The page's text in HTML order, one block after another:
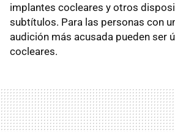
implantes cocleares y otros
subtítulos. Para las personas con
audición más acusada pueden ser
cocleares.